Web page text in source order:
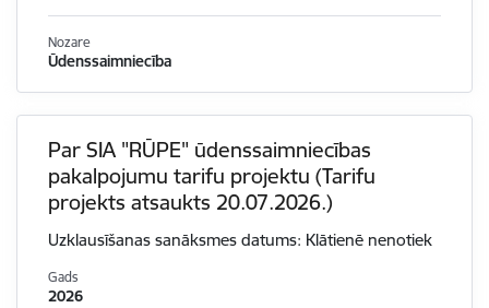
Nozare
Ūdenssaimniecība
Par SIA "RŪPE" ūdenssaimniecības
pakalpojumu tarifu projektu (Tarifu
projekts atsaukts 20.07.2026.)
Uzklausīšanas sanāksmes datums: Klātienē nenotiek
Gads
2026